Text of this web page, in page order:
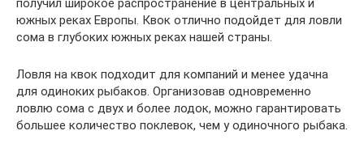
южных реках Европы. Квок отлично подойдет для ловли
сома в глубоких южных реках нашей страны.
Ловля на квок подходит для компаний и менее удачна
для одиноких рыбаков. Организовав одновременно
ловлю сома с двух и более лодок, можно гарантировать
большее количество поклевок, чем у одиночного рыбака.